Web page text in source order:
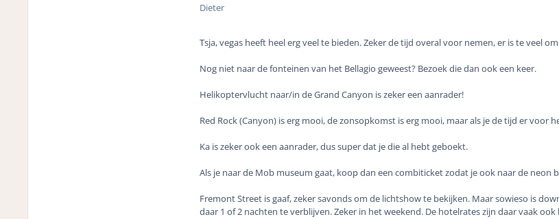
Dieter
Tsja, vegas heeft heel erg veel te bieden. Zeker de tijd overal voor nemen, er is te veel
Nog niet naar de fonteinen van het Bellagio geweest? Bezoek die dan ook een keer.
Helikoptervlucht naar/in de Grand Canyon is zeker een aanrader!
Red Rock (Canyon) is erg mooi, de zonsopkomst is erg mooi, maar als je de tijd er voor
Ka is zeker ook een aanrader, dus super dat je die al hebt geboekt.
Als je naar de Mob museum gaat, koop dan een combiticket zodat je ook naar de neon
Fremont Street is gaaf, zeker savonds om de lichtshow te bekijken. Maar sowieso is
daar 1 of 2 nachten te verblijven. Zeker in het weekend. De hotelrates zijn daar vaak